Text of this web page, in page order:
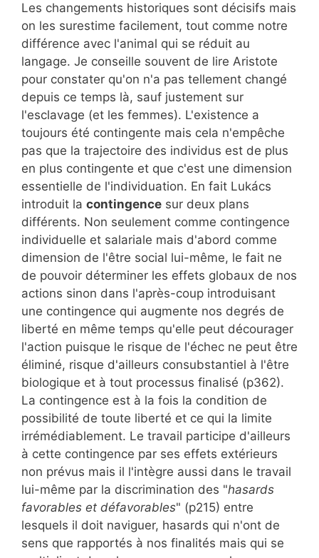
Les changements historiques sont décisifs mais
on les surestime facilement, tout comme notre
différence avec l'animal qui se réduit au
langage. Je conseille souvent de lire Aristote
pour constater qu'on n'a pas tellement changé
depuis ce temps là, sauf justement sur
l'esclavage (et les femmes). L'existence a
toujours été contingente mais cela n'empêche
pas que la trajectoire des individus est de plus
en plus contingente et que c'est une dimension
essentielle de l'individuation. En fait Lukács
introduit la contingence sur deux plans
différents. Non seulement comme contingence
individuelle et salariale mais d'abord comme
dimension de l'être social lui-même, le fait ne
de pouvoir déterminer les effets globaux de nos
actions sinon dans l'après-coup introduisant
une contingence qui augmente nos degrés de
liberté en même temps qu'elle peut décourager
l'action puisque le risque de l'échec ne peut être
éliminé, risque d'ailleurs consubstantiel à l'être
biologique et à tout processus finalisé (p362).
La contingence est à la fois la condition de
possibilité de toute liberté et ce qui la limite
irrémédiablement. Le travail participe d'ailleurs
à cette contingence par ses effets extérieurs
non prévus mais il l'intègre aussi dans le travail
lui-même par la discrimination des "hasards
favorables et défavorables" (p215) entre
lesquels il doit naviguer, hasards qui n'ont de
sens que rapportés à nos finalités mais qui se